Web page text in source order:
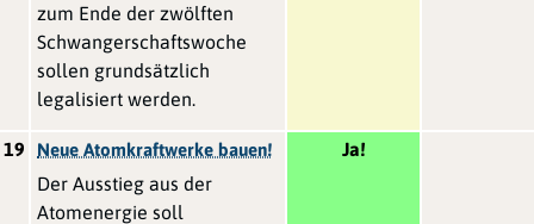
zum Ende der zwölften
Schwangerschaftswoche
sollen grundsätzlich
legalisiert werden.
19 Neue Atomkraftwerke bauen!
Der Ausstieg aus der
Atomenergie soll
Ja!